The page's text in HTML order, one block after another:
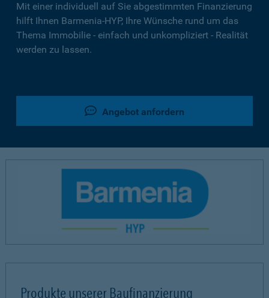
Mit einer individuell auf Sie abgestimmten Finanzierung
hilft Ihnen Barmenia-HYP, Ihre Wünsche rund um das
Thema Immobilie - einfach und unkompliziert - Realität
werden zu lassen.
Angebot anfordern
Produkte unserer Baufinanzierung